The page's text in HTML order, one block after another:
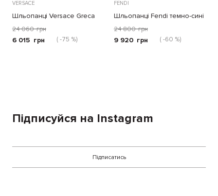
VERSACE
Шльопанці Versace Greca
чорно-білі
24 060 грн
6 015 грн ( -75 %)
FENDI
Шльопанці Fendi темно-сині
24 800 грн
9 920 грн ( -60 %)
Підписуйся на Instagram
Підписатись